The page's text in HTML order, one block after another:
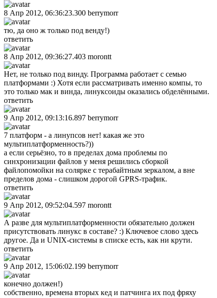
8 Апр 2012, 06:36:23.300 berrymorr
тю, да оно ж только под венду!)
ответить
8 Апр 2012, 09:36:27.403 morontt
Нет, не только под винду. Программа работает с семью
платформами :) Хотя если рассматривать именно компы, то
это только мак и винда, линуксоиды оказались обделёнными.
ответить
9 Апр 2012, 09:13:16.897 berrymorr
7 платформ - а линупсов нет! какая же это
мультиплатформенность?))
а если серьёзно, то в пределах дома проблемы по
синхронизации файлов у меня решились сборкой
файлопомойки на солярке с терабайтным зеркалом, а вне
пределов дома - слишком дорогой GPRS-трафик.
ответить
9 Апр 2012, 09:52:04.597 morontt
А разве для мультиплатформенности обязательно должен
присутствовать линукс в составе? :) Ключевое слово здесь
другое. Да и UNIX-системы в списке есть, как ни крути.
ответить
9 Апр 2012, 15:06:02.199 berrymorr
конечно должен!)
собственно, времена вторых кед и патчинга их под фряху